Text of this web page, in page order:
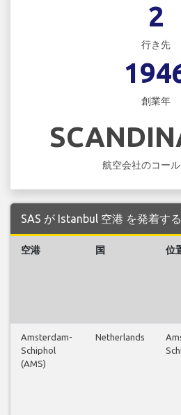
2
行き先
創業年
航空会社のコー
SAS が Istanbul 空港 を発着す
空港 国 位
Amsterdam-
Schiphol
(AMS)
Netherlands